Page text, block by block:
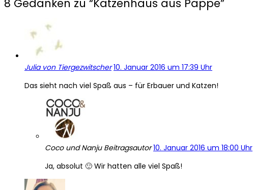
8 Gedanken zu “Katzenhaus aus Pappe”
Julia von Tiergezwitscher 10. Januar 2016 um 17:39 Uhr
Das sieht nach viel Spaß aus – für Erbauer und Katzen!
Coco und Nanju Beitragsautor 10. Januar 2016 um 18:00 Uhr
Ja, absolut 🙂 Wir hatten alle viel Spaß!